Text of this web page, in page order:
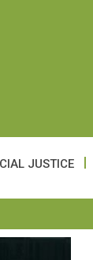
JUSTICE